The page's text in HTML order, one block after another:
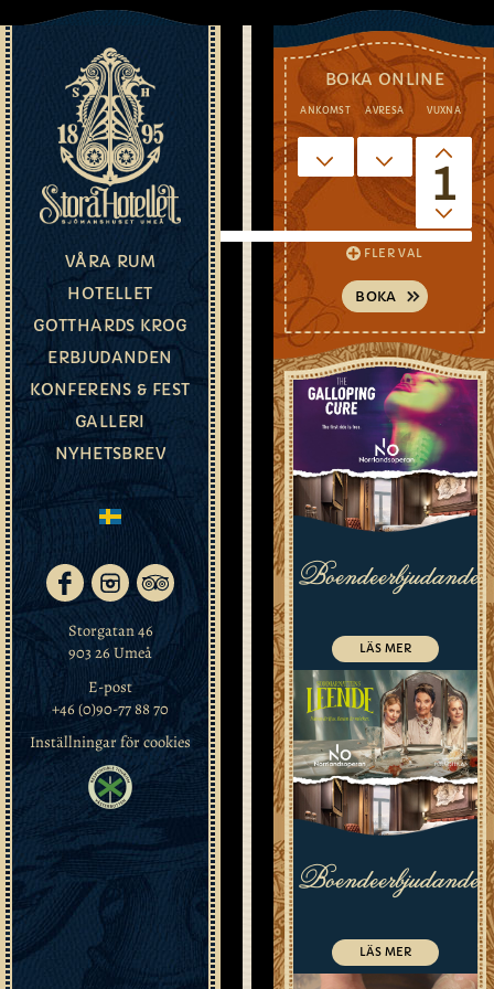
VÅRA RUM
HOTELLET
GOTTHARDS KROG
ERBJUDANDEN
KONFERENS & FEST
GALLERI
NYHETSBREV
Storgatan 46
903 26 Umeå
E-post
+46 (0)90-77 88 70
Inställningar för cookies
DELA
E-
POST
november
och
december
kommer
Sommarnattens
leende
till
Norrlandsoperan
Stephen
Sondheims
älskade
musikal
inspirerad
Ingmar
Bergmans
klassiska
film.
En
elegant
och
humoristisk
berättelse
BOKA ONLINE
ANKOMST AVRESA VUXNA
1
FLER VAL
Boendeerbjudande
LÄS MER
Boendeerbjudande
LÄS MER